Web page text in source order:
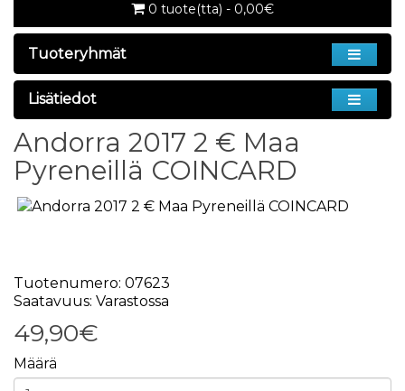
0 tuote(tta) - 0,00€
Tuoteryhmät
Lisätiedot
Andorra 2017 2 € Maa
Pyreneillä COINCARD
Tuotenumero: 07623
Saatavuus: Varastossa
49,90€
Määrä